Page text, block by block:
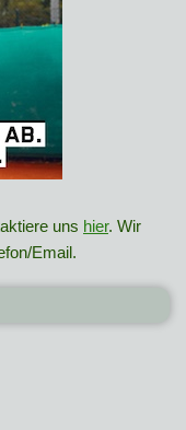
uns hier. Wir
Email.